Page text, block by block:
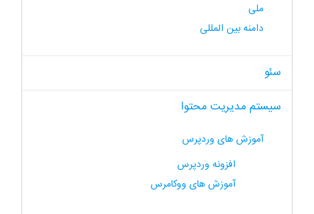
ملی
دامنه بین المللی
سئو
سیستم مدیریت محتوا
آموزش های وردپرس
افزونه وردپرس
آموزش های ووکامرس